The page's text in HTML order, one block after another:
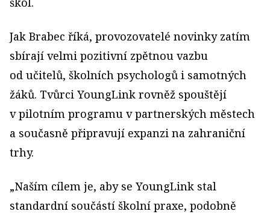
Jak Brabec říká, provozovatelé novinky zatím
sbírají velmi pozitivní zpětnou vazbu
od učitelů, školních psychologů i samotných
žáků. Tvůrci YoungLink rovněž spouštějí
v pilotním programu v partnerských městech
a současně připravují expanzi na zahraniční
trhy.
„Naším cílem je, aby se YoungLink stal
standardní součástí školní praxe, podobně